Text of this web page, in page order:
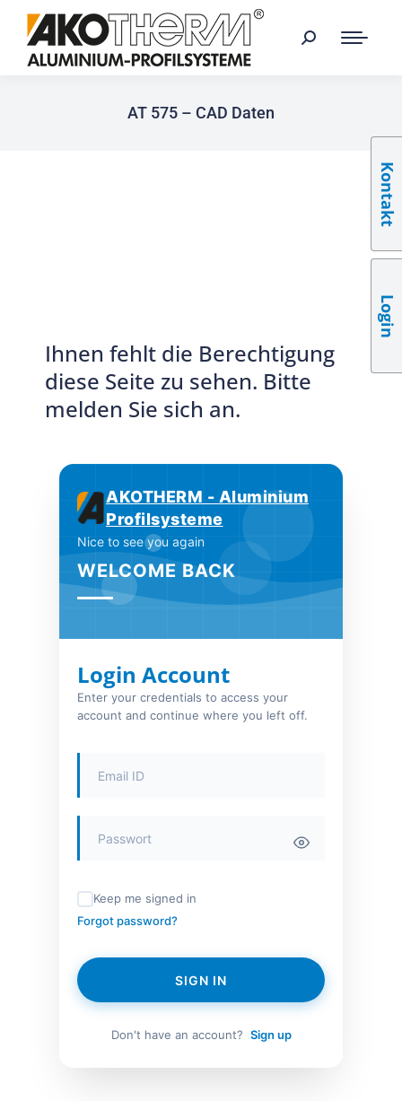
AT 575 – CAD Daten
Ihnen fehlt die Berechtigung
diese Seite zu sehen. Bitte
melden Sie sich an.
AKOTHERM - Aluminium
Profilsysteme
Nice to see you again
WELCOME BACK
Login Account
Enter your credentials to access your
account and continue where you left off.
Keep me signed in
Forgot password?
SIGN IN
Don't have an account? Sign up
Kontakt
Login